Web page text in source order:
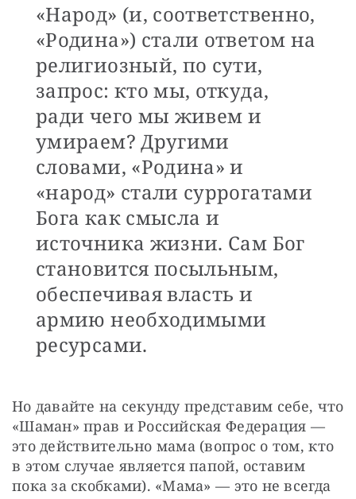
«Народ» (и, соответственно,
«Родина») стали ответом на
религиозный, по сути,
запрос: кто мы, откуда,
ради чего мы живем и
умираем? Другими
словами, «Родина» и
«народ» стали суррогатами
Бога как смысла и
источника жизни. Сам Бог
становится посыльным,
обеспечивая власть и
армию необходимыми
ресурсами.
Но давайте на секунду представим себе, что
«Шаман» прав и Российская Федерация —
это действительно мама (вопрос о том, кто
в этом случае является папой, оставим
пока за скобками). «Мама» — это не всегда